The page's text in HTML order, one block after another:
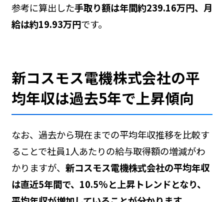
参考に算出した手取り額は年間約239.16万円、月
給は約19.93万円です。
新コスモス電機株式会社の平
均年収は過去5年で上昇傾向
なお、過去から現在までの平均年収推移を比較す
ることで社員1人あたりの給与取得額の増減がわ
かりますが、 新コスモス電機株式会社の平均年収
は直近5年間で、10.5%と上昇トレンドとなり、